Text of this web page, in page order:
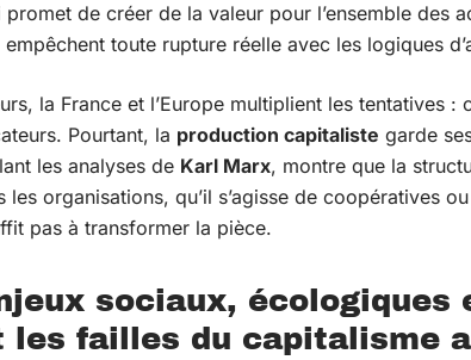
promet de créer de la valeur pour l’ensemble des
toute rupture réelle avec les logiques
la France et l’Europe multiplient les tentatives :
Pourtant, la production capitaliste garde
les analyses de Karl Marx, montre que la
les organisations, qu’il s’agisse de coopératives
pas à transformer la pièce.
sociaux, écologiques
les failles du capitalisme